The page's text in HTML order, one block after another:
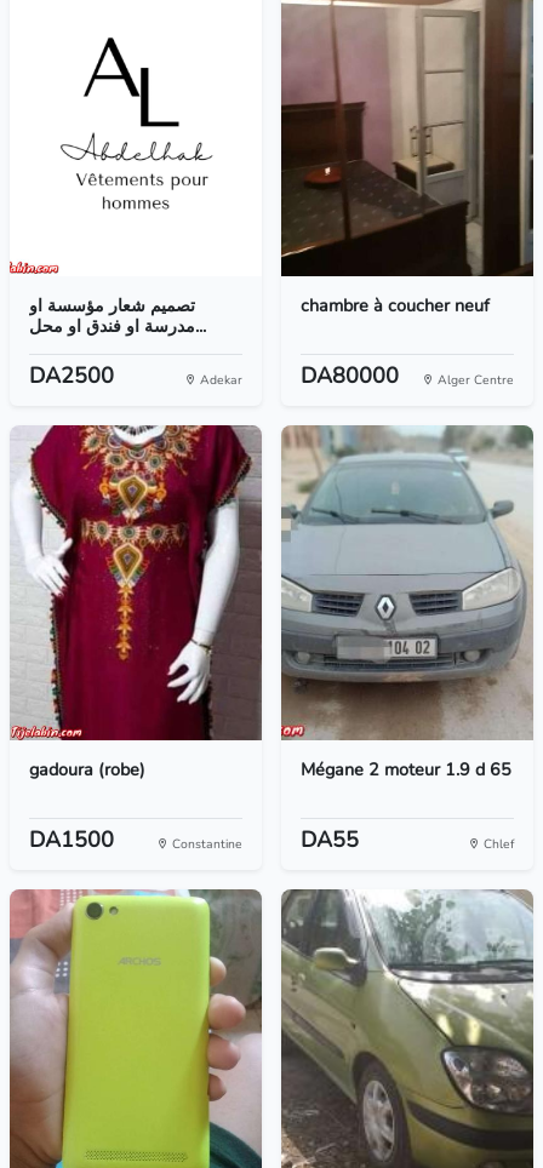
تصميم شعار مؤسسة او
مدرسة او فندق او محل...
DA2500 Adekar
chambre à coucher neuf
DA80000 Alger Centre
gadoura (robe)
DA1500 Constantine
Mégane 2 moteur 1.9 d 65
DA55 Chlef